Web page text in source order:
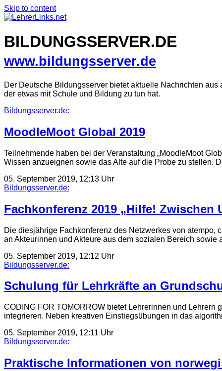
Skip to content
BILDUNGSSERVER.DE
www.bildungsserver.de
Der Deutsche Bildungsserver bietet aktuelle Nachrichten
der etwas mit Schule und Bildung zu tun hat.
Bildungsserver.de:
MoodleMoot Global 2019
Teilnehmende haben bei der Veranstaltung „MoodleMoot
Wissen anzueignen sowie das Alte auf die Probe zu stellen.
05. September 2019, 12:13 Uhr
Bildungsserver.de:
Fachkonferenz 2019 „Hilfe!
Die diesjährige Fachkonferenz des Netzwerkes von atempo,
an Akteurinnen und Akteure aus dem sozialen Bereich
05. September 2019, 12:12 Uhr
Bildungsserver.de:
Schulung für Lehrkräfte an
CODING FOR TOMORROW bietet Lehrerinnen und
integrieren. Neben kreativen Einstiegsübungen in das
05. September 2019, 12:11 Uhr
Bildungsserver.de:
Praktische Informationen von